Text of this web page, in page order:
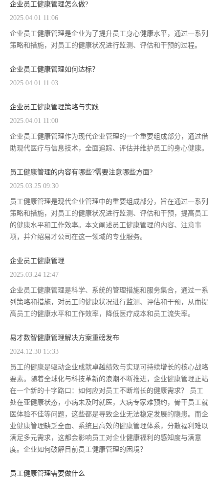
企业员工健康管理怎么做?
2025.04.01 11:06
企业员工健康管理是企业为了提升员工身心健康水平，通过一系列
策略和措施，对员工的健康状况进行监测、评估和干预的过程。
企业员工健康管理如何达标？
2025.04.01 11:03
企业员工健康管理策略与实践
2025.04.01 11:00
企业员工健康管理作为现代企业管理的一个重要组成部分，通过借
助现代医疗与信息技术，全面追踪、评估并维护员工的身心健康。
员工健康管理的内容有哪些?需要注意哪些方面?
2025.03.25 09:30
员工健康管理是现代企业管理中的重要组成部分，旨在通过一系列
策略和措施，对员工的健康状况进行监测、评估和干预，提高员工
的健康水平和工作效率。本文阐述员工健康管理的内容、注意事
项，并介绍易才公司在这一领域的专业服务。
企业员工健康管理
2025.03.24 12:47
企业员工健康管理是科学、系统的管理措施和服务集合，通过一系
列策略和措施，对员工的健康状况进行监测、评估和干预，从而提
高员工的健康水平和工作效率，降低医疗成本和员工流失率。
易才数智健康管理解决方案重磅发布
2024.12.30 15:33
员工的健康是驱动企业成就卓越绩效与实现可持续增长的核心战略
要素。随着全球化与科技革新的浪潮不断推进，企业健康管理正站
在一个新的十字路口：如何应对员工不断增长的健康需求？ 员工
处在亚健康状态，小病未及时就医，大病专家难预约，骨干员工就
医体验不佳等问题，这些都是导致企业无法稳定发展的隐患。而企
业健康管理缺乏全面、系统且高效的健康管理体系，分散福利难以
满足多元需求，这都会影响员工对企业健康福利的感知度与满意
度。企业如何破解目前员工健康管理的困境？
员工健康管理需要做什么